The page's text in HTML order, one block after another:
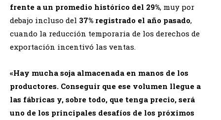
frente a un promedio histórico del 29%, muy por
debajo incluso del 37% registrado el año pasado,
cuando la reducción temporaria de los derechos de
exportación incentivó las ventas.
«Hay mucha soja almacenada en manos de los
productores. Conseguir que ese volumen llegue a
las fábricas y, sobre todo, que tenga precio, será
uno de los principales desafíos de los próximos